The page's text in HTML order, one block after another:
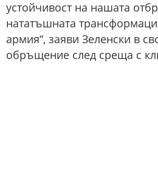
устойчивост на нашата
нататъшната
армия“, заяви Зеленски в
обръщение след среща с